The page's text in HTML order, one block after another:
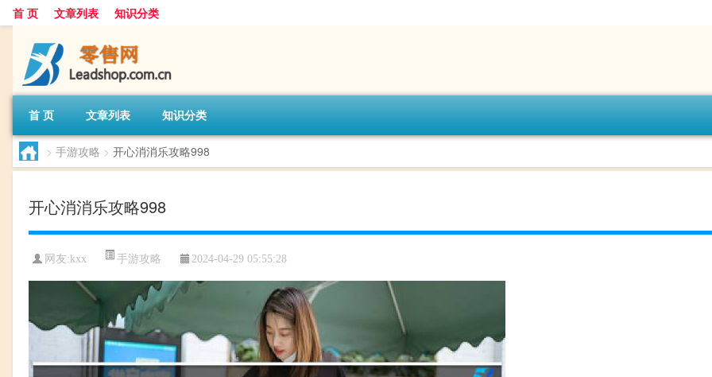
首 页 文章列表 知识分类
首 页 文章列表 知识分类
> 手游攻略 > 开心消消乐攻略998
开心消消乐攻略998
网友: kxx 手游攻略 2024-04-29 05:55:28